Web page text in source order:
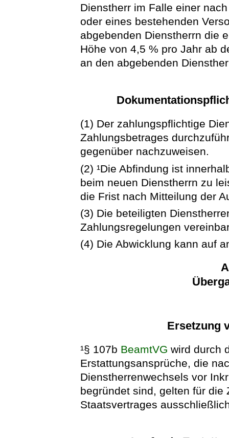
Dienstherr im Falle einer
oder eines bestehenden
abgebenden Dienstherrn die
Höhe von 4,5 % pro Jahr ab
an den abgebenden
(1) Der zahlungspflichtige
Zahlungsbetrages
gegenüber nachzuweisen.
(2) ¹Die Abfindung ist
beim neuen Dienstherrn zu
die Frist nach Mitteilung der
(3) Die beteiligten
Zahlungsregelungen
(4) Die Abwicklung kann auf
Ersetzung
¹§ 107b BeamtVG wird durch
Erstattungsansprüche, die
Dienstherrenwechsels vor
begründet sind, gelten für die
Staatsvertrages